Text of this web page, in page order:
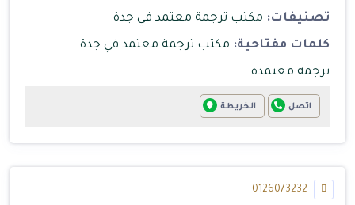
تصنيفات: مكتب ترجمة معتمد في جدة
كلمات مفتاحية: مكتب ترجمة معتمد في جدة
ترجمة معتمدة
اتصل الخريطة